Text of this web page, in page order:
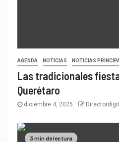
AGENDA NOTICIAS NOTICIAS
Las tradicionales
Querétaro
diciembre 4, 2025
3 min de lectura